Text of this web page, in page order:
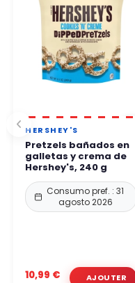
HERSHEY'S
Pretzels bañados en
galletas y crema de
Hershey's, 240 g
Consumo pref. : 31
agosto 2026
10,99 €